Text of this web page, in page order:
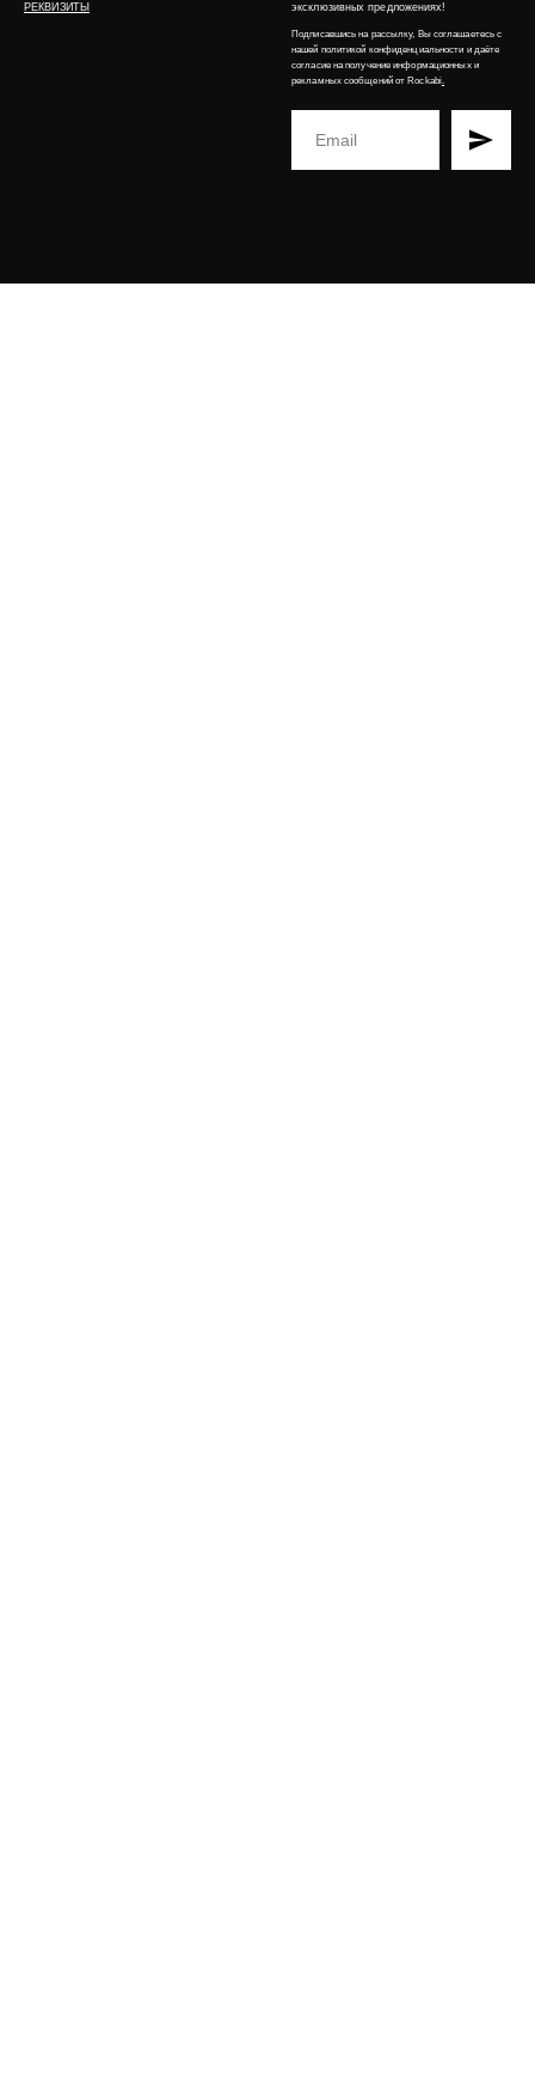
РЕКВИЗИТЫ эксклюзивных предложениях!
Подписавшись на рассылку, Вы соглашаетесь с
нашей политикой конфиденциальности и даёте
согласие на получение информационных и
рекламных сообщений от Rockabi